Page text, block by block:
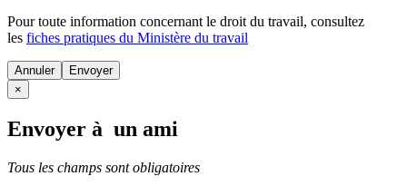
Pour toute information concernant le droit du travail, consultez
les fiches pratiques du Ministère du travail
Annuler
×
Envoyer à un ami
Tous les champs sont obligatoires